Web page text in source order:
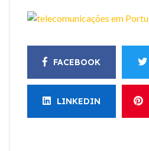
FACEBOOK
LINKEDIN